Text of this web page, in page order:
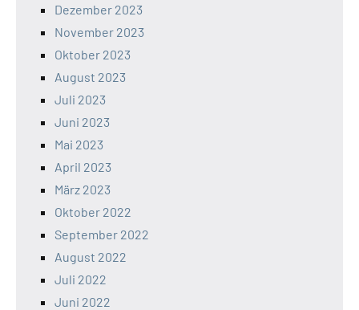
Dezember 2023
November 2023
Oktober 2023
August 2023
Juli 2023
Juni 2023
Mai 2023
April 2023
März 2023
Oktober 2022
September 2022
August 2022
Juli 2022
Juni 2022